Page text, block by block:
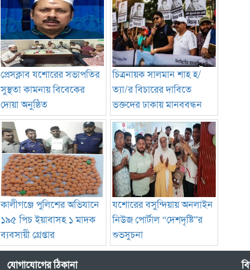
প্রেসক্লাব যশোরের সভাপতির
সুস্থতা কামনায় বিবেকের
দোয়া অনুষ্ঠিত
চিত্রনায়ক সালমান শাহ হ/
ত্যা/র বিচারের দাবিতে
ভক্তদের ঢাকায় মানববন্ধন
কালীগঞ্জে পুলিশের অভিযানে
১৯৫ পিচ ইয়াবাসহ ১ মাদক
ব্যবসায়ী গ্রেপ্তার
যশোরের বসুন্দিয়ায় অনলাইন
নিউজ পোর্টাল “দেশদৃষ্টি”র
শুভসুচনা
যোগাযোগের ঠিকানা